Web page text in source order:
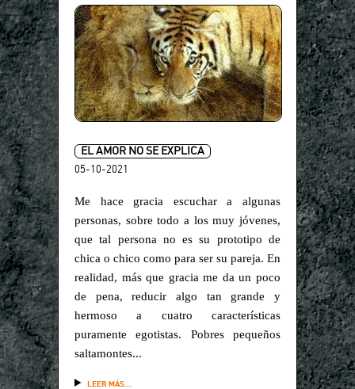
EL AMOR NO SE EXPLICA
05-10-2021
Me hace gracia escuchar a algunas
personas, sobre todo a los muy jóvenes,
que tal persona no es su prototipo de
chica o chico como para ser su pareja. En
realidad, más que gracia me da un poco
de pena, reducir algo tan grande y
hermoso a cuatro características
puramente egotistas. Pobres pequeños
saltamontes...
LEER MÁS...